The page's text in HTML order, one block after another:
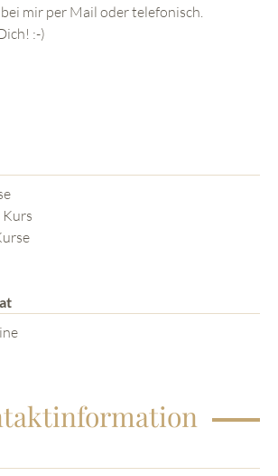
mir per Mail oder telefonisch.
:-)